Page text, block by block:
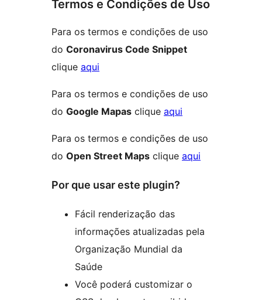
Termos e Condições de Uso
Para os termos e condições de uso
do Coronavirus Code Snippet
clique aqui
Para os termos e condições de uso
do Google Mapas clique aqui
Para os termos e condições de uso
do Open Street Maps clique aqui
Por que usar este plugin?
Fácil renderização das
informações atualizadas pela
Organização Mundial da
Saúde
Você poderá customizar o